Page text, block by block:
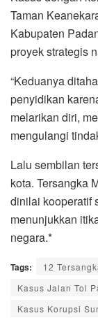
Taman
Kabupaten
proyek strategis
“Keduanya
penyidikan
melarikan diri,
mengulangi
Lalu sembilan
kota. Tersangka
dinilai kooperatif
menunjukkan
negara.*
Tags:
12
Kasus Jalan Tol
Kasus Korupsi